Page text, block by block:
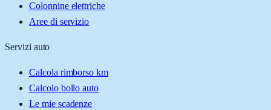
Colonnine elettriche
Aree di servizio
Servizi auto
Calcola rimborso km
Calcolo bollo auto
Le mie scadenze